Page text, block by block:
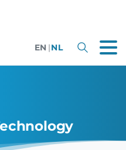
EN |NL